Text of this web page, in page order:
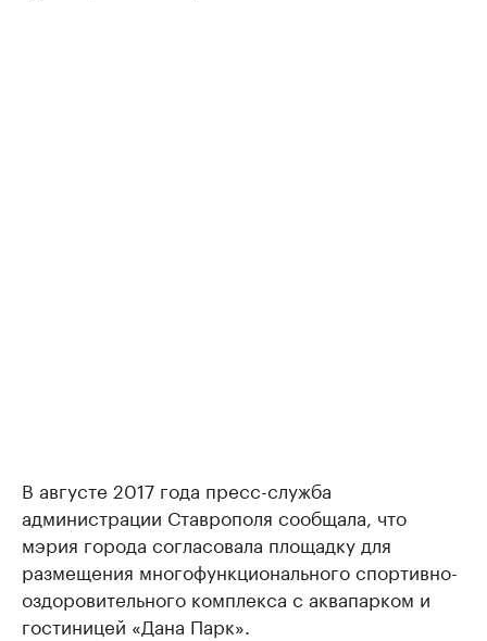
В августе 2017 года пресс-служба
администрации Ставрополя сообщала, что
мэрия города согласовала площадку для
размещения многофункционального спортивно-
оздоровительного комплекса с аквапарком и
гостиницей «Дана Парк».